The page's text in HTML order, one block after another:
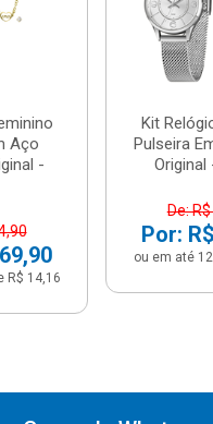
Aço
-
R$ 14,16
Kit
Pulseira
Original
De:
Por:
ou em até